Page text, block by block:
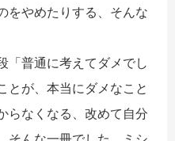
をやめたりする、そんな
普通に考えてダメでし
とが、本当にダメなこと
らなくなる、改めて自分